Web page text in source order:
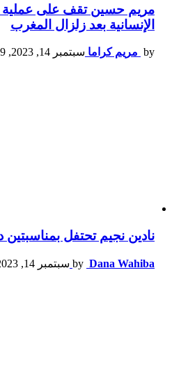
مريم حسين تقف على عملية
الإنسانية بعد زلزال المغرب
by مريم كراما سبتمبر 14, 2023, 4:49 م
نادين نجيم تحتفل بمناسبتين
by Dana Wahiba سبتمبر 14, 2023, 3:39 م